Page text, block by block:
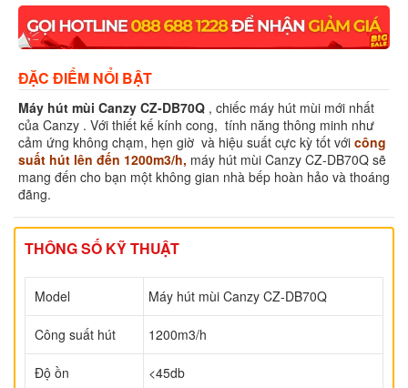
ĐẶC ĐIỂM NỔI BẬT
Máy hút mùi Canzy CZ-DB70Q , chiếc máy hút mùi mới nhất
của Canzy . Với thiết kế kính cong, tính năng thông minh như
cảm ứng không chạm, hẹn giờ và hiệu suất cực kỳ tốt với công
suất hút lên đến 1200m3/h, máy hút mùi Canzy CZ-DB70Q sẽ
mang đến cho bạn một không gian nhà bếp hoàn hảo và thoáng
đãng.
THÔNG SỐ KỸ THUẬT
Model Máy hút mùi Canzy CZ-DB70Q
Công suất hút 1200m3/h
Độ ồn <45db